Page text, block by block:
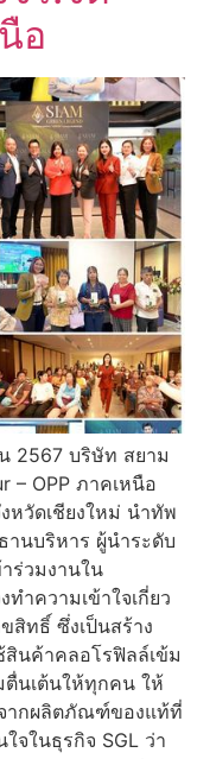
อ
2567 บริษัท สยาม
– OPP ภาคเหนือ
หวัดเชียงใหม่ นำทัพ
านบริหาร ผู้นำระดับ
ร่วมงานใน
ำความเข้าใจเกี่ยว
สิทธิ์ ซึ่งเป็นสร้าง
สินค้าคลอโรฟิลล์เข้ม
นเต้นให้ทุกคน ให้
จากผลิตภัณฑ์ของแท้ที่
จในธุรกิจ SGL ว่า